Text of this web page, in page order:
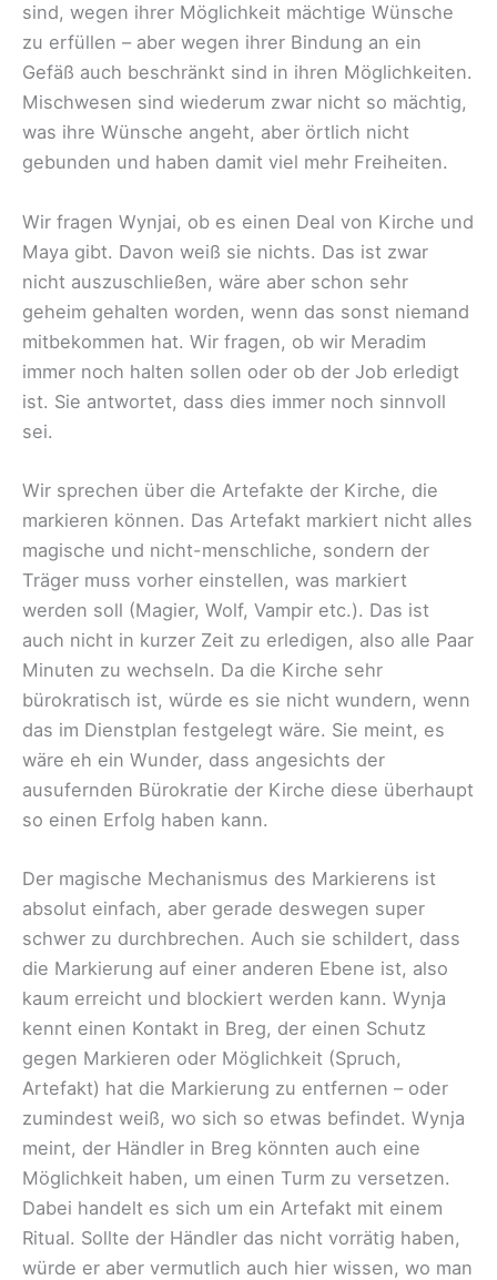
sind, wegen ihrer Möglichkeit mächtige Wünsche
zu erfüllen – aber wegen ihrer Bindung an ein
Gefäß auch beschränkt sind in ihren Möglichkeiten.
Mischwesen sind wiederum zwar nicht so mächtig,
was ihre Wünsche angeht, aber örtlich nicht
gebunden und haben damit viel mehr Freiheiten.
Wir fragen Wynjai, ob es einen Deal von Kirche und
Maya gibt. Davon weiß sie nichts. Das ist zwar
nicht auszuschließen, wäre aber schon sehr
geheim gehalten worden, wenn das sonst niemand
mitbekommen hat. Wir fragen, ob wir Meradim
immer noch halten sollen oder ob der Job erledigt
ist. Sie antwortet, dass dies immer noch sinnvoll
sei.
Wir sprechen über die Artefakte der Kirche, die
markieren können. Das Artefakt markiert nicht alles
magische und nicht-menschliche, sondern der
Träger muss vorher einstellen, was markiert
werden soll (Magier, Wolf, Vampir etc.). Das ist
auch nicht in kurzer Zeit zu erledigen, also alle Paar
Minuten zu wechseln. Da die Kirche sehr
bürokratisch ist, würde es sie nicht wundern, wenn
das im Dienstplan festgelegt wäre. Sie meint, es
wäre eh ein Wunder, dass angesichts der
ausufernden Bürokratie der Kirche diese überhaupt
so einen Erfolg haben kann.
Der magische Mechanismus des Markierens ist
absolut einfach, aber gerade deswegen super
schwer zu durchbrechen. Auch sie schildert, dass
die Markierung auf einer anderen Ebene ist, also
kaum erreicht und blockiert werden kann. Wynja
kennt einen Kontakt in Breg, der einen Schutz
gegen Markieren oder Möglichkeit (Spruch,
Artefakt) hat die Markierung zu entfernen – oder
zumindest weiß, wo sich so etwas befindet. Wynja
meint, der Händler in Breg könnten auch eine
Möglichkeit haben, um einen Turm zu versetzen.
Dabei handelt es sich um ein Artefakt mit einem
Ritual. Sollte der Händler das nicht vorrätig haben,
würde er aber vermutlich auch hier wissen, wo man